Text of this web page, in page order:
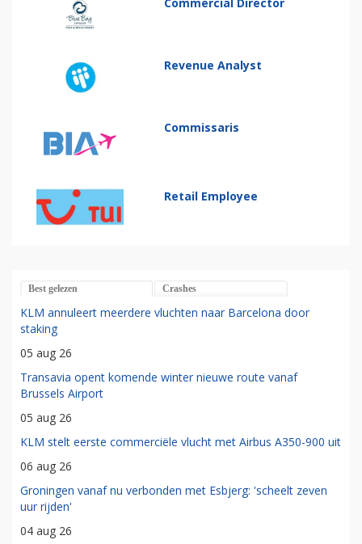
Commercial Director
Revenue Analyst
Commissaris
Retail Employee
Best gelezen Crashes
KLM annuleert meerdere vluchten naar Barcelona door
staking
05 aug 26
Transavia opent komende winter nieuwe route vanaf
Brussels Airport
05 aug 26
KLM stelt eerste commerciële vlucht met Airbus A350-900 uit
06 aug 26
Groningen vanaf nu verbonden met Esbjerg: 'scheelt zeven
uur rijden'
04 aug 26